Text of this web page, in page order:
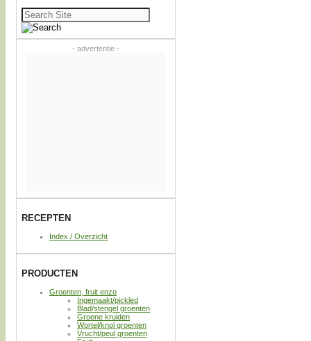
Zoeken
naar:
- advertentie -
RECEPTEN
Index / Overzicht
PRODUCTEN
Groenten, fruit enzo
Ingemaakt/pickled
Blad/stengel groenten
Groene kruiden
Wortel/knol groenten
Vrucht/peul groenten